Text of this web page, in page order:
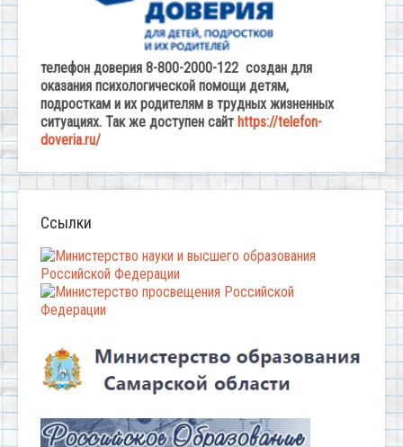
телефон доверия 8-800-2000-122 создан для
оказания психологической помощи детям,
подросткам и их родителям в трудных жизненных
ситуациях. Так же доступен сайт https://telefon-
doveria.ru/
Ссылки